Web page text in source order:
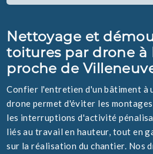
Nettoyage et
toitures par drone à
proche de
Confier l'entretien d'un bâtiment à
drone permet d'éviter les
les interruptions d'activité
liés au travail en hauteur, tout en
sur la réalisation du chantier. Nos